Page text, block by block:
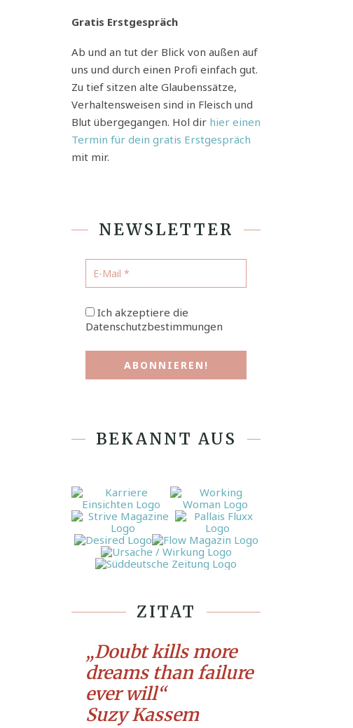
Gratis Erstgespräch
Ab und an tut der Blick von außen auf
uns und durch einen Profi einfach gut.
Zu tief sitzen alte Glaubenssätze,
Verhaltensweisen sind in Fleisch und
Blut übergegangen. Hol dir hier einen
Termin für dein gratis Erstgespräch
mit mir.
NEWSLETTER
Ich akzeptiere die
Datenschutzbestimmungen
BEKANNT AUS
ZITAT
„Doubt kills more
dreams than failure
ever will“
Suzy Kassem